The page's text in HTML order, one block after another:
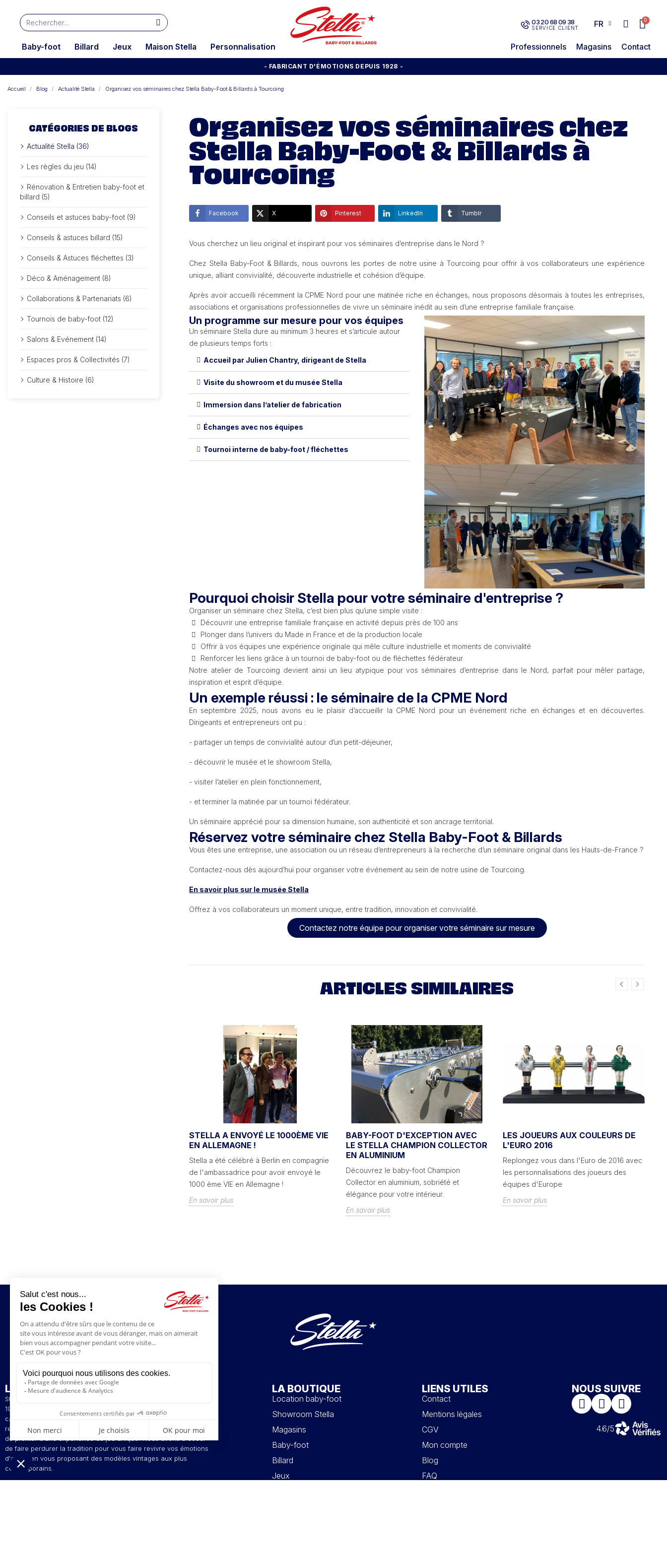
03 20 68 09 38
SERVICE CLIENT FR
Baby-foot Billard Jeux Maison Stella Personnalisation Professionnels Magasins Contact
- FABRICANT D'ÉMOTIONS DEPUIS 1928 -
Accueil Blog Actualité Stella Organisez vos séminaires chez Stella Baby-Foot & Billards à Tourcoing
CATÉGORIES DE BLOGS
Actualité Stella (36)
Les règles du jeu (14)
Rénovation & Entretien baby-foot et
billard (5)
Conseils et astuces baby-foot (9)
Conseils & astuces billard (15)
Conseils & Astuces fléchettes (3)
Déco & Aménagement (8)
Collaborations & Partenariats (6)
Tournois de baby-foot (12)
Salons & Evénement (14)
Espaces pros & Collectivités (7)
Culture & Histoire (6)
Organisez vos séminaires chez
Stella Baby-Foot & Billards à
Tourcoing
Facebook X Pinterest LinkedIn Tumblr
Vous cherchez un lieu original et inspirant pour vos séminaires d’entreprise dans le Nord ?
Chez Stella Baby-Foot & Billards, nous ouvrons les portes de notre usine à Tourcoing pour offrir à vos collaborateurs une expérience
unique, alliant convivialité, découverte industrielle et cohésion d’équipe.
Après avoir accueilli récemment la CPME Nord pour une matinée riche en échanges, nous proposons désormais à toutes les entreprises,
associations et organisations professionnelles de vivre un séminaire inédit au sein d’une entreprise familiale française.
Un programme sur mesure pour vos équipes
Un séminaire Stella dure au minimum 3 heures et s’articule autour
de plusieurs temps forts :
Accueil par Julien Chantry, dirigeant de Stella
Visite du showroom et du musée Stella
Immersion dans l’atelier de fabrication
Échanges avec nos équipes
Tournoi interne de baby-foot / fléchettes
Pourquoi choisir Stella pour votre séminaire d'entreprise ?
Organiser un séminaire chez Stella, c’est bien plus qu’une simple visite :
Découvrir une entreprise familiale française en activité depuis près de 100 ans
Plonger dans l’univers du Made in France et de la production locale
Offrir à vos équipes une expérience originale qui mêle culture industrielle et moments de convivialité
Renforcer les liens grâce à un tournoi de baby-foot ou de fléchettes fédérateur
Notre atelier de Tourcoing devient ainsi un lieu atypique pour vos séminaires d’entreprise dans le Nord, parfait pour mêler partage,
inspiration et esprit d’équipe.
Un exemple réussi : le séminaire de la CPME Nord
En septembre 2025, nous avons eu le plaisir d’accueillir la CPME Nord pour un événement riche en échanges et en découvertes.
Dirigeants et entrepreneurs ont pu :
- partager un temps de convivialité autour d’un petit-déjeuner,
- découvrir le musée et le showroom Stella,
- visiter l’atelier en plein fonctionnement,
- et terminer la matinée par un tournoi fédérateur.
Un séminaire apprécié pour sa dimension humaine, son authenticité et son ancrage territorial.
Réservez votre séminaire chez Stella Baby-Foot & Billards
Vous êtes une entreprise, une association ou un réseau d’entrepreneurs à la recherche d’un séminaire original dans les Hauts-de-France ?
Contactez-nous dès aujourd’hui pour organiser votre événement au sein de notre usine de Tourcoing.
En savoir plus sur le musée Stella
Offrez à vos collaborateurs un moment unique, entre tradition, innovation et convivialité.
Contactez notre équipe pour organiser votre séminaire sur mesure
ARTICLES SIMILAIRES
STELLA A ENVOYÉ LE 1000ÈME VIE
EN ALLEMAGNE !
Stella a été célébré à Berlin en compagnie
de l'ambassadrice pour avoir envoyé le
1000 ème VIE en Allemagne !
En savoir plus
BABY-FOOT D'EXCEPTION AVEC
LE STELLA CHAMPION COLLECTOR
EN ALUMINIUM
Découvrez le baby-foot Champion
Collector en aluminium, sobriété et
élégance pour votre intérieur.
En savoir plus
LES JOUEURS AUX COULEURS DE
L'EURO 2016
Replongez vous dans l'Euro de 2016 avec
les personnalisations des joueurs des
équipes d'Europe
En savoir plus
L’ENTREPRISE
Stella est un fabricant artisanal et français de baby-foot depuis
1928. La présence de nos baby-foot dans de nombreux bars et
cafés du Nord de la France a contribué à construire notre
renommée. Le style de jeu original de nos baby-foot vous permet
de profiter d'une expérience de jeu unique. Nous avons à coeur
de faire perdurer la tradition pour vous faire revivre vos émotions
d'antan en vous proposant des modèles vintages aux plus
contemporains.
LA BOUTIQUE
Location baby-foot
Showroom Stella
Magasins
Baby-foot
Billard
Jeux
LIENS UTILES
Contact
Mentions légales
CGV
Mon compte
Blog
FAQ
NOUS SUIVRE
4.6/5